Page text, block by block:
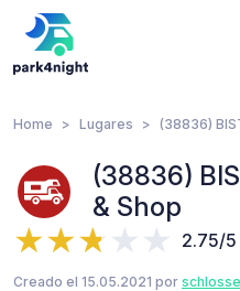
Home Lugares (38836)
(38836)
& Shop
2.75/5
Creado el 15.05.2021 por